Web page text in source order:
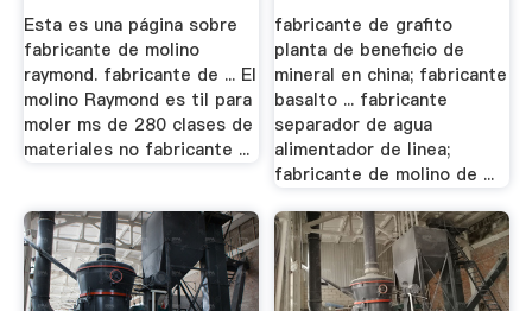
Esta es una página sobre
fabricante de molino
raymond. fabricante de ... El
molino Raymond es til para
moler ms de 280 clases de
materiales no fabricante ...
fabricante de grafito
planta de beneficio de
mineral en china; fabricante
basalto ... fabricante
separador de agua
alimentador de linea;
fabricante de molino de ...